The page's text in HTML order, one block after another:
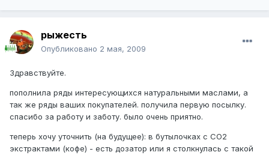
рыжесть
Опубликовано 2 мая, 2009
Здравствуйте.
пополнила ряды интересующихся натуральными маслами, а
так же ряды ваших покупателей. получила первую посылку.
спасибо за работу и заботу. было очень приятно.
теперь хочу уточнить (на будущее): в бутылочках с СО2
экстрактами (кофе) - есть дозатор или я столкнулась с такой